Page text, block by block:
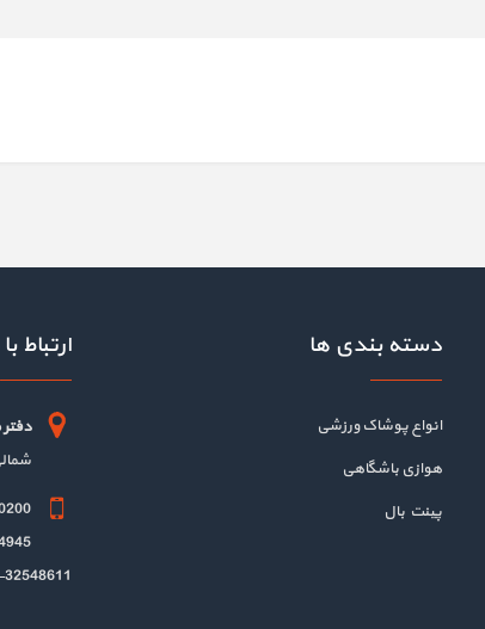
دسته بندی ها
انواع پوشاک ورزشی
هوازی باشگاهی
پینت بال
ارتباط